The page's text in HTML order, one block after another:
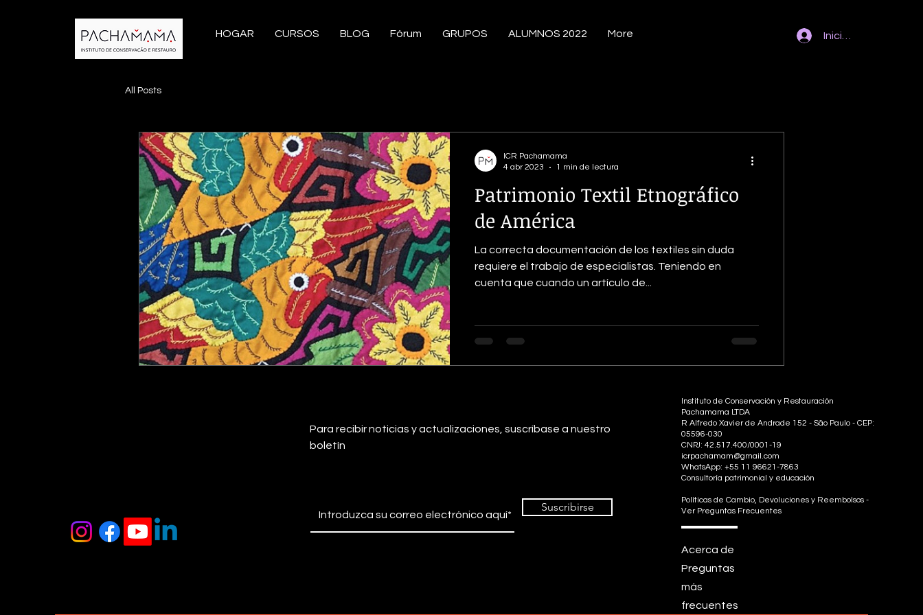
HOGAR CURSOS BLOG Fórum GRUPOS ALUMNOS 2022 More Iniciar sesión
All Posts
Patrimonio Textil Etnográfico
de América
La correcta documentación de los textiles sin duda
requiere el trabajo de especialistas. Teniendo en
cuenta que cuando un artículo de...
ICR Pachamama
4 abr 2023
1 min de lectura
Para recibir noticias y actualizaciones, suscríbase a nuestro
boletín
Suscribirse
Instituto de Conservación y Restauración
Pachamama LTDA
R Alfredo Xavier de Andrade 152 - São Paulo - CEP:
05596-030
CNPJ: 42.517.400/0001-19
icrpachamam@gmail.com
WhatsApp: +55 11 96621-7863
Consultoría patrimonial y educación
Políticas de Cambio, Devoluciones y Reembolsos -
Ver Preguntas Frecuentes
Acerca de
Preguntas
más
frecuentes